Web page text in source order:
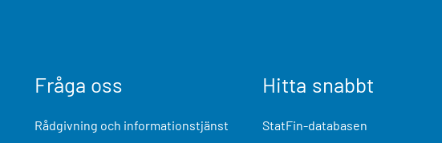
Fråga oss
Rådgivning och informationstjänst
Hitta snabbt
StatFin-databasen